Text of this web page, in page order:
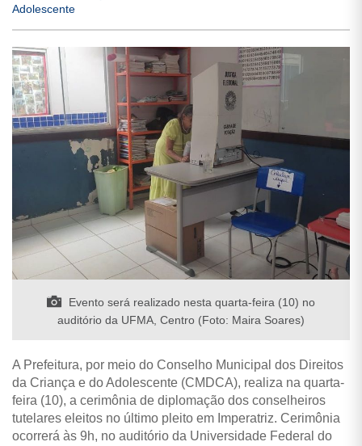
Adolescente
Evento será realizado nesta quarta-feira (10) no
auditório da UFMA, Centro (Foto: Maira Soares)
A Prefeitura, por meio do Conselho Municipal dos Direitos
da Criança e do Adolescente (CMDCA), realiza na quarta-
feira (10), a cerimônia de diplomação dos conselheiros
tutelares eleitos no último pleito em Imperatriz. Cerimônia
ocorrerá às 9h, no auditório da Universidade Federal do